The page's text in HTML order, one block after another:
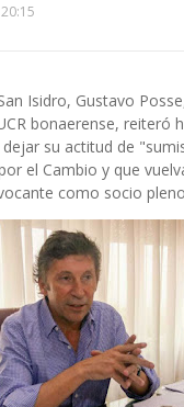
20:15
Isidro, Gustavo
bonaerense, reiteró
su actitud de
el Cambio y que
como socio